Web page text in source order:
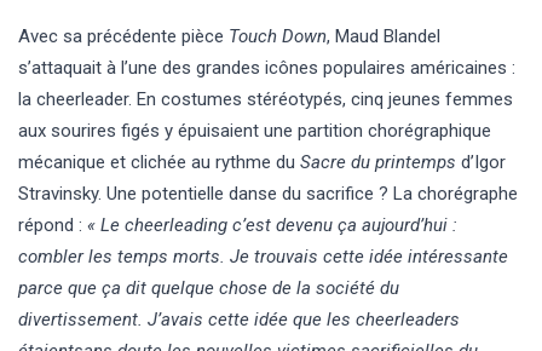
Avec sa précédente pièce Touch Down, Maud Blandel
s’attaquait à l’une des grandes icônes populaires américaines :
la cheerleader. En costumes stéréotypés, cinq jeunes femmes
aux sourires figés y épuisaient une partition chorégraphique
mécanique et clichée au rythme du Sacre du printemps d’Igor
Stravinsky. Une potentielle danse du sacrifice ? La chorégraphe
répond : « Le cheerleading c’est devenu ça aujourd’hui :
combler les temps morts. Je trouvais cette idée intéressante
parce que ça dit quelque chose de la société du
divertissement. J’avais cette idée que les cheerleaders